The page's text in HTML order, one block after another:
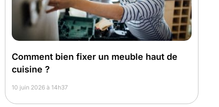
Comment bien fixer un meuble haut de
cuisine ?
10 juin 2026 à 14h37